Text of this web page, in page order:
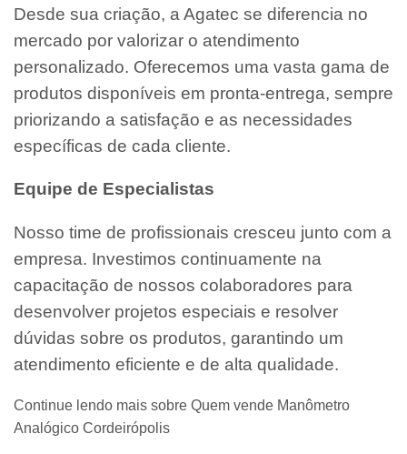
Desde sua criação, a Agatec se diferencia no
mercado por valorizar o atendimento
personalizado. Oferecemos uma vasta gama de
produtos disponíveis em pronta-entrega, sempre
priorizando a satisfação e as necessidades
específicas de cada cliente.
Equipe de Especialistas
Nosso time de profissionais cresceu junto com a
empresa. Investimos continuamente na
capacitação de nossos colaboradores para
desenvolver projetos especiais e resolver
dúvidas sobre os produtos, garantindo um
atendimento eficiente e de alta qualidade.
Continue lendo mais sobre Quem vende Manômetro
Analógico Cordeirópolis